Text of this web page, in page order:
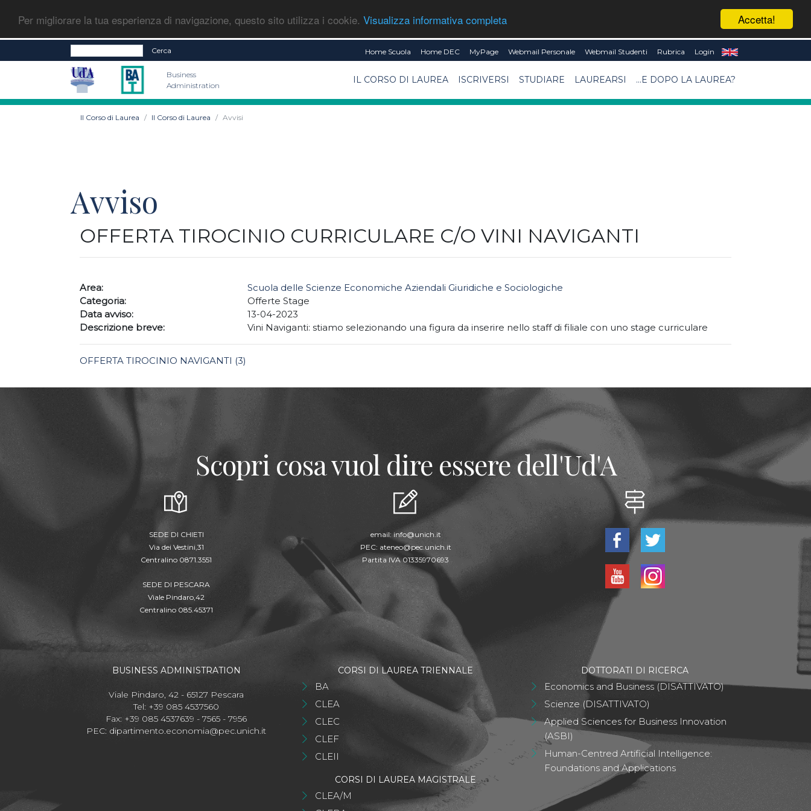
Accetta!
Per migliorare la tua esperienza di navigazione, questo sito utilizza i cookie. Visualizza informativa completa
Cerca Home Scuola Home DEC MyPage Webmail Personale Webmail Studenti Rubrica Login
Business
Administration
IL CORSO DI LAUREA ISCRIVERSI STUDIARE LAUREARSI ...E DOPO LA LAUREA?
Il Corso di Laurea Il Corso di Laurea Avvisi
Avviso
OFFERTA TIROCINIO CURRICULARE C/O VINI NAVIGANTI
Area:
Scuola delle Scienze Economiche Aziendali Giuridiche e Sociologiche
Categoria:
Offerte Stage
Data avviso:
13-04-2023
Descrizione breve:
Vini Naviganti: stiamo selezionando una figura da inserire nello staff di filiale con uno stage curriculare
OFFERTA TIROCINIO NAVIGANTI (3)
Scopri cosa vuol dire essere dell'Ud'A
SEDE DI CHIETI
Via dei Vestini,31
Centralino 0871.3551
SEDE DI PESCARA
Viale Pindaro,42
Centralino 085.45371
email:info@unich.it
PEC: ateneo@pec.unich.it
Partita IVA 01335970693
BUSINESS ADMINISTRATION
Viale Pindaro, 42 - 65127 Pescara
Tel: +39 085 4537560
Fax: +39 085 4537639 - 7565 - 7956
PEC: dipartimento.economia@pec.unich.it
CORSI DI LAUREA TRIENNALE
BA
CLEA
CLEC
CLEF
CLEII
CORSI DI LAUREA MAGISTRALE
CLEA/M
DOTTORATI DI RICERCA
Economics and Business (DISATTIVATO)
Scienze (DISATTIVATO)
Applied Sciences for Business Innovation
(ASBI)
Human-Centred Artificial Intelligence:
Foundations and Applications